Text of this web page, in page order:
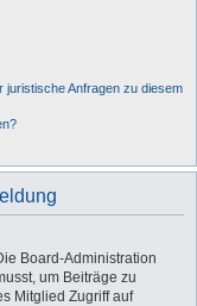
juristische Anfragen zu diesem
Board-Administration
um Beiträge zu
Mitglied Zugriff auf